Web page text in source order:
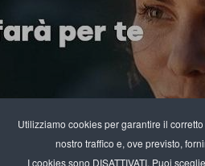
Utilizziamo cookies per garantire il
nostro traffico e, ove previsto,
I cookies sono DISATTIVATI. Puoi